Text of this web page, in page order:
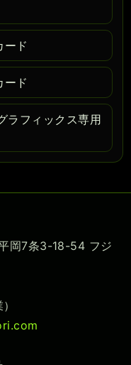
ード
ード
ラフィックス専用
岡7条3-18-54 フジ